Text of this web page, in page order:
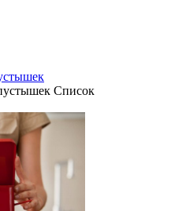
Список